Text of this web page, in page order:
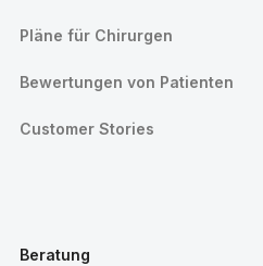
Pläne für Chirurgen
Bewertungen von Patienten
Customer Stories
Beratung